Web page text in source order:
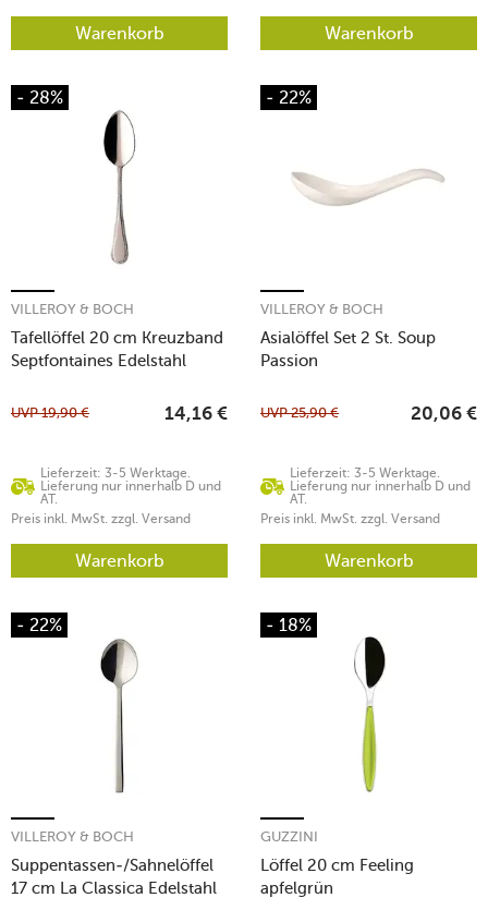
Warenkorb Warenkorb
- 28%
Tafellöffel 20 cm Kreuzband
Septfontaines Edelstahl
VILLEROY & BOCH
Lieferzeit: 3-5 Werktage.
Lieferung nur innerhalb D und
AT.
UVP19,90 € 14,16 €
Preis inkl. MwSt. zzgl. Versand
Warenkorb
- 22%
Asialöffel Set 2 St. Soup
Passion
VILLEROY & BOCH
Lieferzeit: 3-5 Werktage.
Lieferung nur innerhalb D und
AT.
UVP25,90 € 20,06 €
Preis inkl. MwSt. zzgl. Versand
Warenkorb
- 22%
Suppentassen-/Sahnelöffel
17 cm La Classica Edelstahl
VILLEROY & BOCH
- 18%
Löffel 20 cm Feeling
apfelgrün
GUZZINI